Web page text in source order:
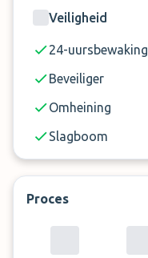
Veiligheid
24-uursbewaking
Beveiliger
Omheining
Slagboom
Proces